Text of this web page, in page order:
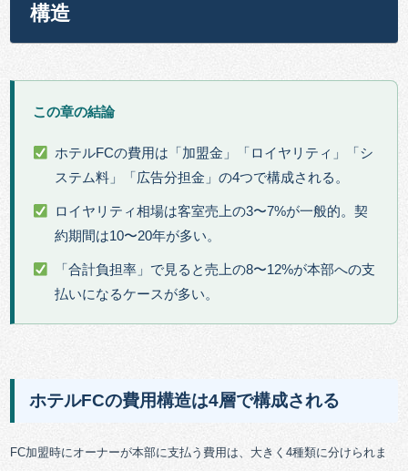
構造
この章の結論
ホテルFCの費用は「加盟金」「ロイヤリティ」「シ
ステム料」「広告分担金」の4つで構成される。
ロイヤリティ相場は客室売上の3〜7%が一般的。契
約期間は10〜20年が多い。
「合計負担率」で見ると売上の8〜12%が本部への支
払いになるケースが多い。
ホテルFCの費用構造は4層で構成される
FC加盟時にオーナーが本部に支払う費用は、大きく4種類に分けられま